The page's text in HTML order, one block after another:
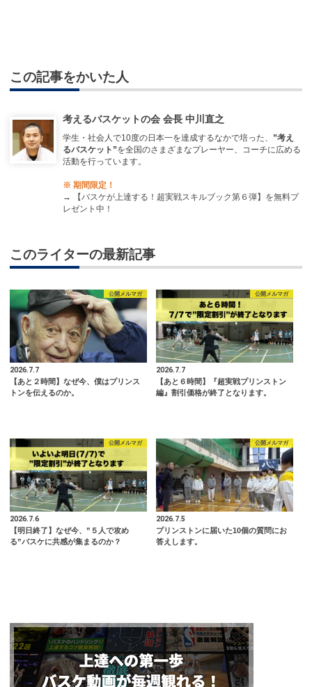
この記事をかいた人
考えるバスケットの会 会長 中川直之
学生・社会人で10度の日本一を達成するなかで培った、 ”考え
るバスケット”を全国のさまざまなプレーヤー、コーチに広める
活動を行っています。
※ 期間限定！
→
【バスケが上達する！超実戦スキルブック第６弾】を無料プ
レゼント中！
このライターの最新記事
公開メルマガ
2026.7.7
【あと２時間】なぜ今、僕はプリンス
トンを伝えるのか。
公開メルマガ
2026.7.7
【あと６時間】『超実戦プリンストン
編』割引価格が終了となります。
公開メルマガ
2026.7.6
【明日終了】なぜ今、”５人で攻め
る”バスケに共感が集まるのか？
公開メルマガ
2026.7.5
プリンストンに届いた10個の質問にお
答えします。